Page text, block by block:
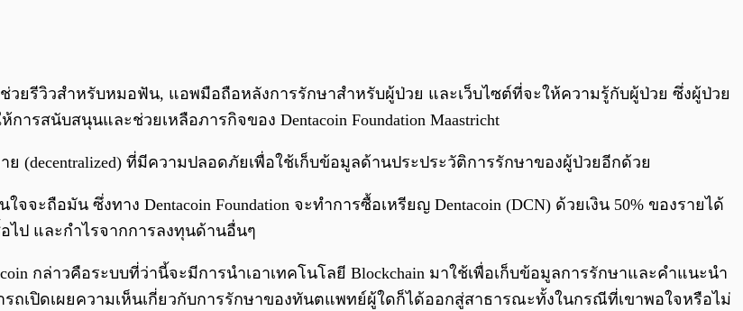
วยรีวิวสำหรับหมอฟัน, แอพมือถือหลังการรักษาสำหรับผู้ป่วย และเว็บไซต์ที่จะให้ความรู้กับผู้ป่วย ซึ่งผู้ป่วย
รสนับสนุนและช่วยเหลือภารกิจของ Dentacoin Foundation Maastricht
(decentralized) ที่มีความปลอดภัยเพื่อใช้เก็บข้อมูลด้านประประวัติการรักษาของผู้ป่วยอีกด้วย
จะถือมัน ซึ่งทาง Dentacoin Foundation จะทำการซื้อเหรียญ Dentacoin (DCN) ด้วยเงิน 50% ของรายได้
ป และกำไรจากการลงทุนด้านอื่นๆ
กล่าวคือระบบที่ว่านี้จะมีการนำเอาเทคโนโลยี Blockchain มาใช้เพื่อเก็บข้อมูลการรักษาและคำแนะนำ
ถเปิดเผยความเห็นเกี่ยวกับการรักษาของทันตแพทย์ผู้ใดก็ได้ออกสู่สาธารณะทั้งในกรณีที่เขาพอใจหรือไม่